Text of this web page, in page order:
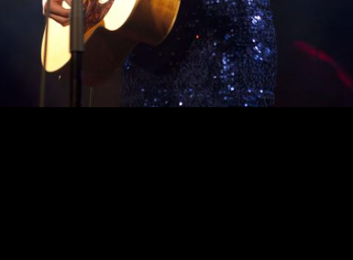
Amy Macdonald beim Interview in Berlin
2017